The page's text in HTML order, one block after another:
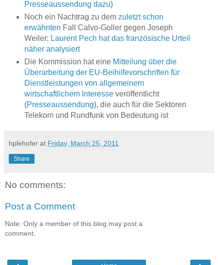
Presseaussendung dazu)
Noch ein Nachtrag zu dem zuletzt schon
erwähnten Fall Calvo-Goller gegen Joseph
Weiler: Laurent Pech hat das französische Urteil
näher analysiert
Die Kommission hat eine Mitteilung über die
Überarbeitung der EU‑Beihilfevorschriften für
Dienstleistungen von allgemeinem
wirtschaftlichem Interesseveröffentlicht
(Presseaussendung), die auch für die Sektoren
Telekom und Rundfunk von Bedeutung ist
hplehofer at Friday, March 25, 2011
Share
No comments:
Post a Comment
Note: Only a member of this blog may post a
comment.